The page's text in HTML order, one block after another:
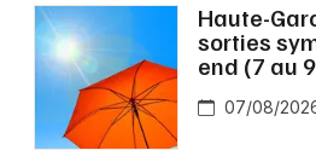
Haute-
sorties
end (7 au
07/08/